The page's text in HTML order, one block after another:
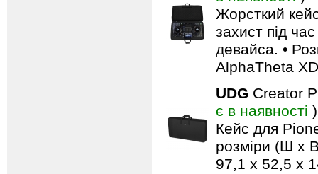
Жорсткий
захист під
девайса. •
AlphaTheta
UDG Creator
є в наявності )
Кейс для
розміри (Ш x
97,1 x 52,5 x